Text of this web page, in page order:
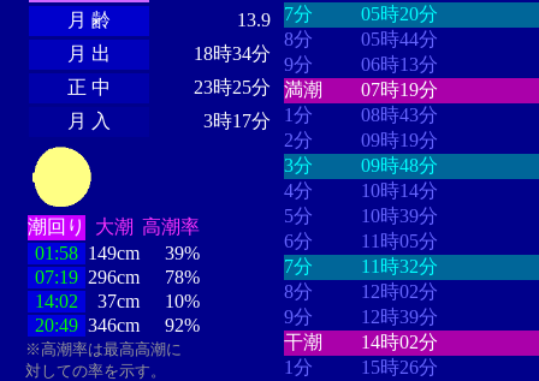
月 齢
13.9
月 出
18時34分
正 中
23時25分
月 入
3時17分
潮回り 大潮 高潮率
01:58 149cm
39%
07:19 296cm
78%
14:02
37cm
10%
20:49 346cm 92%
※高潮率は最高高潮に
対しての率を示す。
7分
05時20分
8分
05時44分
9分
06時13分
満潮
07時19分
1分
08時43分
2分
09時19分
3分
09時48分
4分
10時14分
5分
10時39分
6分
11時05分
7分
11時32分
8分
12時02分
9分
12時39分
干潮
14時02分
1分
15時26分